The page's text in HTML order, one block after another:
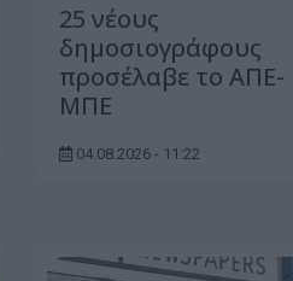
25 νέους
δημοσιογράφους
προσέλαβε το ΑΠΕ-
ΜΠΕ
04.08.2026 - 11:22